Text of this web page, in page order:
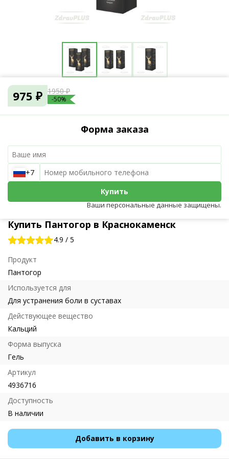
Купить Пантогор в Краснокаменск
4.9 / 5
Продукт
Пантогор
Используется для
Для устранения боли в суставах
Действующее вещество
Кальций
Форма выпуска
Гель
Артикул
4936716
Доступность
В наличии
Добавить в корзину
975 ₽ 1950 ₽
-50%
Форма заказа
+7
Купить
Ваши персональные данные защищены.